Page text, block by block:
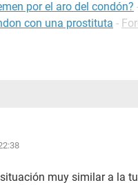
por el aro del condón?
con una prostituta -
muy similar a la